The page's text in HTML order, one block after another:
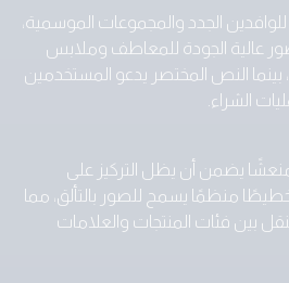
الجدد والمجموعات الموسمية،
عالية الجودة للمعاطف وملابس
بينما النص المختصر يدعو المستخدمين
الشراء.
يضمن أن يظل التركيز على
منظمًا يسمح للصور بالتألق، مما
بين فئات المنتجات والعلامات